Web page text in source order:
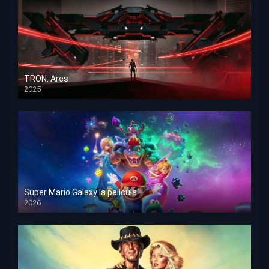
TRON: Ares
2025
HD 1080p
Super Mario Galaxy la película
2026
HD 1080p